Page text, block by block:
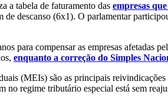
a tabela de faturamento das empresas
descanso (6x1). O parlamentar
para compensar as empresas afetadas
enquanto a correção do Simples
(MEIs) são as principais reivindicações
no regime tributário especial está sem